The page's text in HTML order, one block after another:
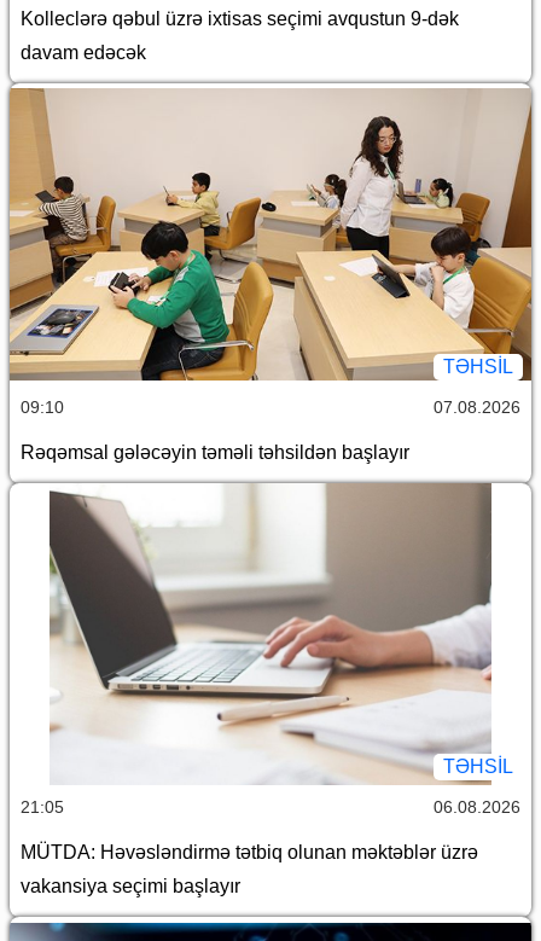
Kolleclərə qəbul üzrə ixtisas seçimi avqustun 9-dək
davam edəcək
TƏHSIL
09:10 07.08.2026
Rəqəmsal gələcəyin təməli təhsildən başlayır
TƏHSIL
21:05 06.08.2026
MÜTDA: Həvəsləndirmə tətbiq olunan məktəblər üzrə
vakansiya seçimi başlayır